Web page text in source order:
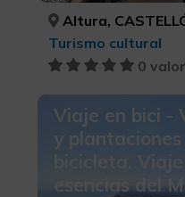
Altura,
Turismo cultural
0
Viaje en bici -
y
bicicleta.
esencias del